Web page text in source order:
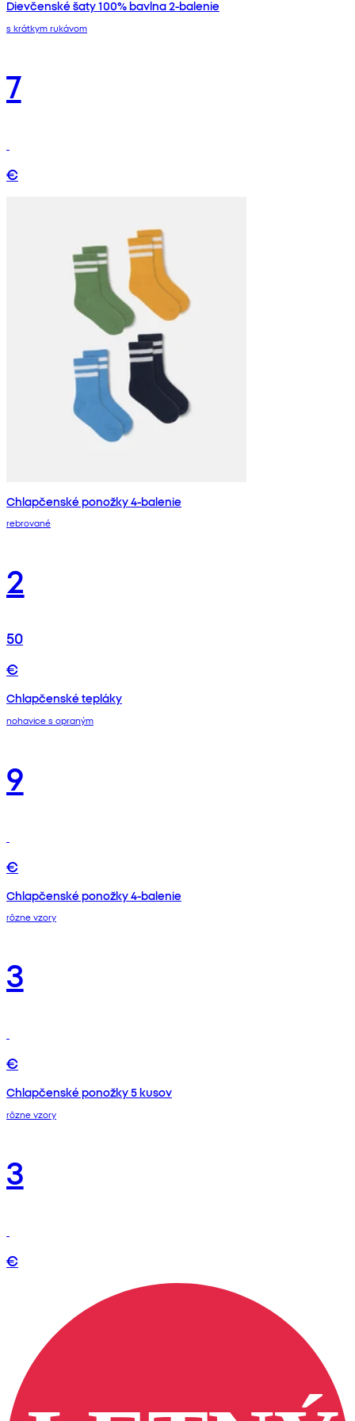
Dievčenské šaty 100% bavlna 2-balenie
s krátkym rukávom
7
€
Chlapčenské ponožky 4-balenie
rebrované
2
50
€
Chlapčenské tepláky
nohavice s opraným
9
€
Chlapčenské ponožky 4-balenie
rôzne vzory
3
€
Chlapčenské ponožky 5 kusov
rôzne vzory
3
€